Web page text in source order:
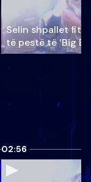
Selin shpallet
të pestë të ‘Big
02:56